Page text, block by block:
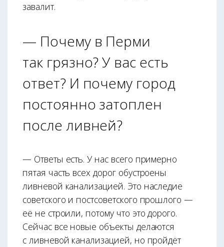
завалит.
— Почему в Перми
так грязно? У вас есть
ответ? И почему город
постоянно затоплен
после ливней?
— Ответы есть. У нас всего примерно
пятая часть всех дорог обустроены
ливневой канализацией. Это наследие
советского и постсоветского прошлого —
её не строили, потому что это дорого.
Сейчас все новые объекты делаются
с ливневой канализацией, но пройдёт